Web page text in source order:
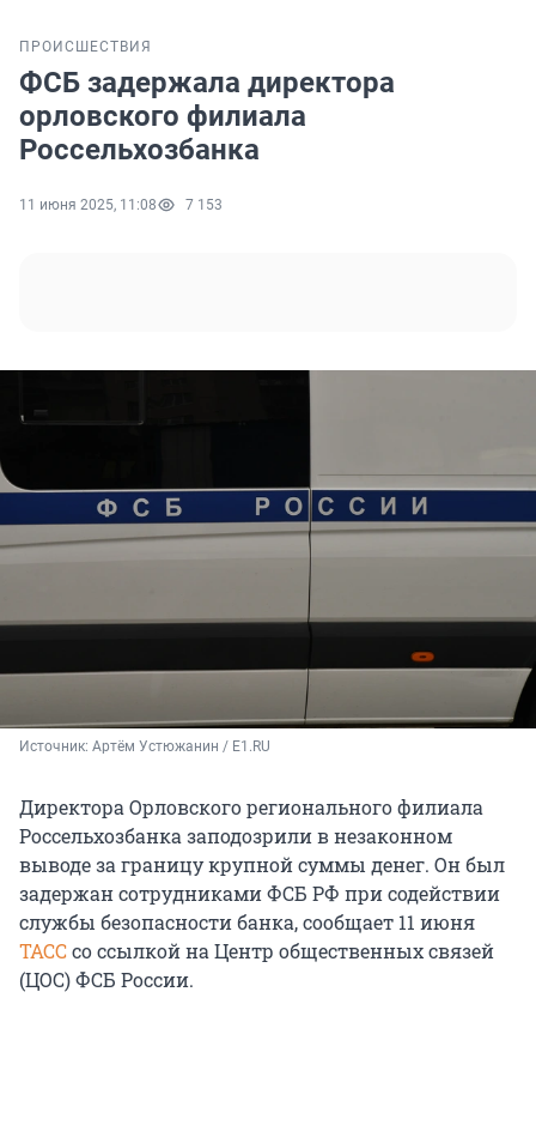
ПРОИСШЕСТВИЯ
ФСБ задержала директора
орловского филиала
Россельхозбанка
11 июня 2025, 11:08 7 153
Источник: Артём Устюжанин / E1.RU
Директора Орловского регионального филиала
Россельхозбанка заподозрили в незаконном
выводе за границу крупной суммы денег. Он был
задержан сотрудниками ФСБ РФ при содействии
службы безопасности банка, сообщает 11 июня
ТАССсо ссылкой на Центр общественных связей
(ЦОС) ФСБ России.